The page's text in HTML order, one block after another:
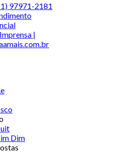
97971-2181
|
Dim